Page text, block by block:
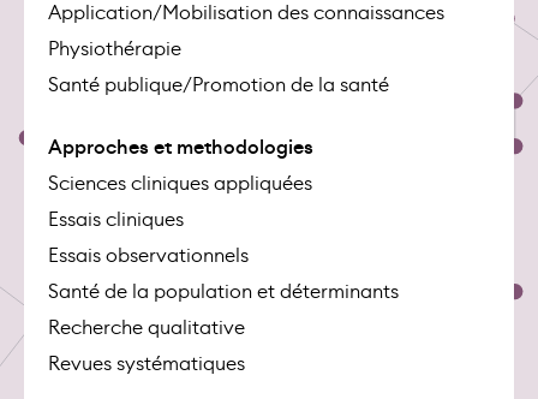
Application/Mobilisation des connaissances
Physiothérapie
Santé publique/Promotion de la santé
Approches et methodologies
Sciences cliniques appliquées
Essais cliniques
Essais observationnels
Santé de la population et déterminants
Recherche qualitative
Revues systématiques